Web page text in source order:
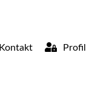
Profil
Kontakt